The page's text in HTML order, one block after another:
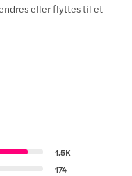
eller flyttes til et
1.5K
174